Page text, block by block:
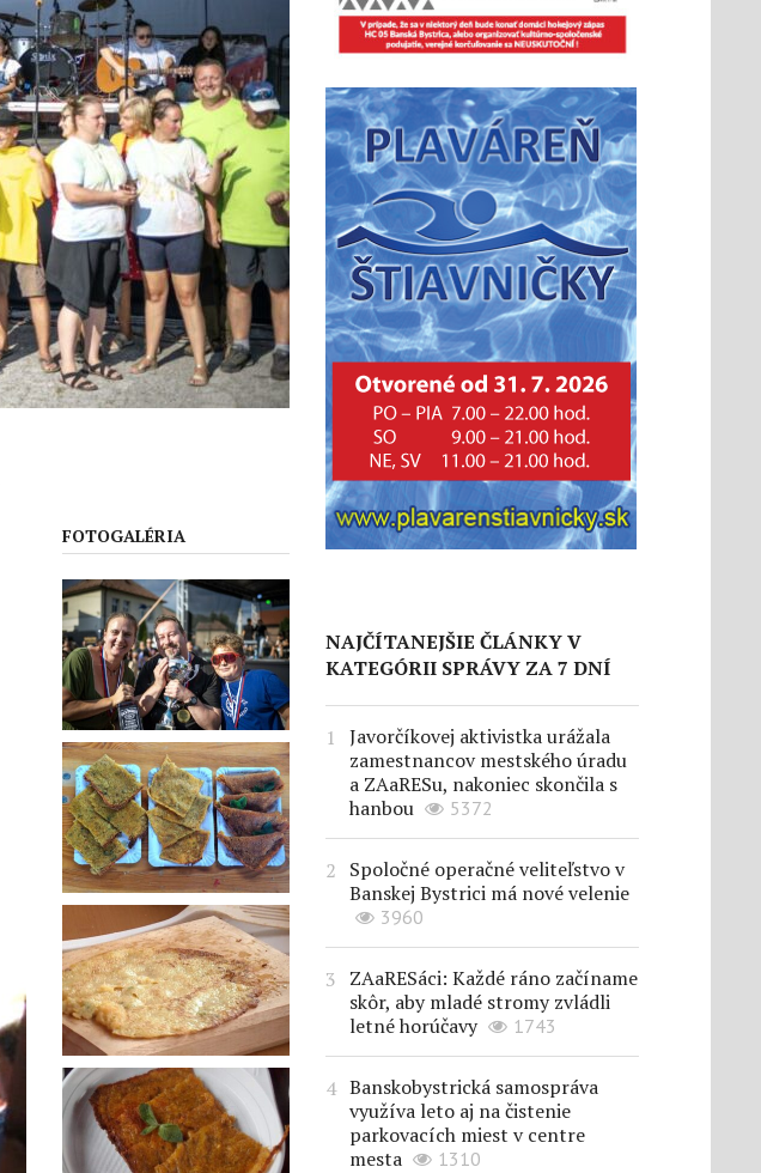
FOTOGALÉRIA
NAJČÍTANEJŠIE ČLÁNKY V
KATEGÓRII SPRÁVY ZA 7 DNÍ
Javorčíkovej aktivistka urážala
zamestnancov mestského úradu
a ZAaRESu, nakoniec skončila s
hanbou
5372
Spoločné operačné veliteľstvo v
Banskej Bystrici má nové velenie
3960
ZAaRESáci: Každé ráno začíname
skôr, aby mladé stromy zvládli
letné horúčavy
1743
Banskobystrická samospráva
využíva leto aj na čistenie
parkovacích miest v centre
mesta
1310